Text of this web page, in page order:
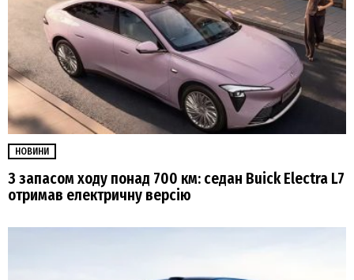
НОВИНИ
З запасом ходу понад 700 км: седан Buick Electra L7
отримав електричну версію